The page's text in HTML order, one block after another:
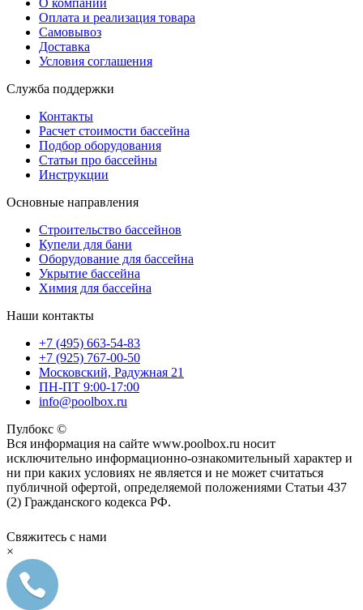
О компании
Оплата и реализация товара
Самовывоз
Доставка
Условия соглашения
Служба поддержки
Контакты
Расчет стоимости бассейна
Подбор оборудования
Статьи про бассейны
Инструкции
Основные направления
Строительство бассейнов
Купели для бани
Оборудование для бассейна
Укрытие бассейна
Химия для бассейна
Наши контакты
+7 (495) 663-54-83
+7 (925) 767-00-50
Московский, Радужная 21
ПН-ПТ 9:00-17:00
info@poolbox.ru
Пулбокс ©
Вся информация на сайте www.poolbox.ru носит
исключительно информационно-ознакомительный характер и
ни при каких условиях не является и не может считаться
публичной офертой, определяемой положениями Статьи 437
(2) Гражданского кодекса РФ.
Свяжитесь с нами
×